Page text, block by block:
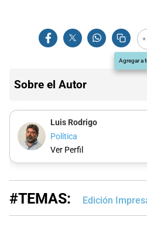
Agregar a
Sobre el Autor
Luis Rodrigo
Política
Ver Perfil
#TEMAS: Edición